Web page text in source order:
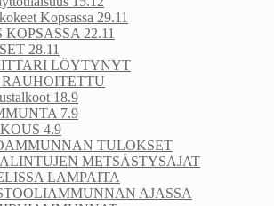
Kopsassa 29.11
22.11
28.11
LÖYTYNYT
18.9
7.9
4.9
TULOKSET
METSÄSTYSAJAT
LAMPAITA
AJASSA